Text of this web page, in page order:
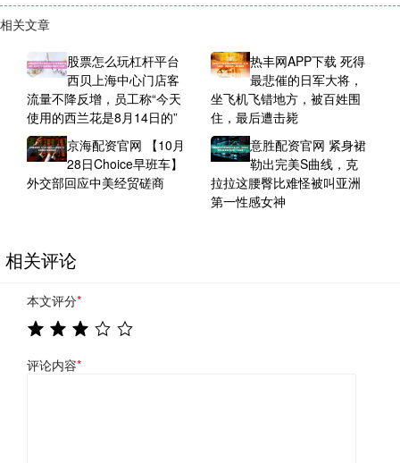
相关文章
股票怎么玩杠杆平台
西贝上海中心门店客
流量不降反增，员工称“今天
使用的西兰花是8月14日的”
热丰网APP下载 死得
最悲催的日军大将，
坐飞机飞错地方，被百姓围
住，最后遭击毙
京海配资官网 【10月
28日Choice早班车】
外交部回应中美经贸磋商
意胜配资官网 紧身裙
勒出完美S曲线，克
拉拉这腰臀比难怪被叫亚洲
第一性感女神
相关评论
本文评分*
评论内容*